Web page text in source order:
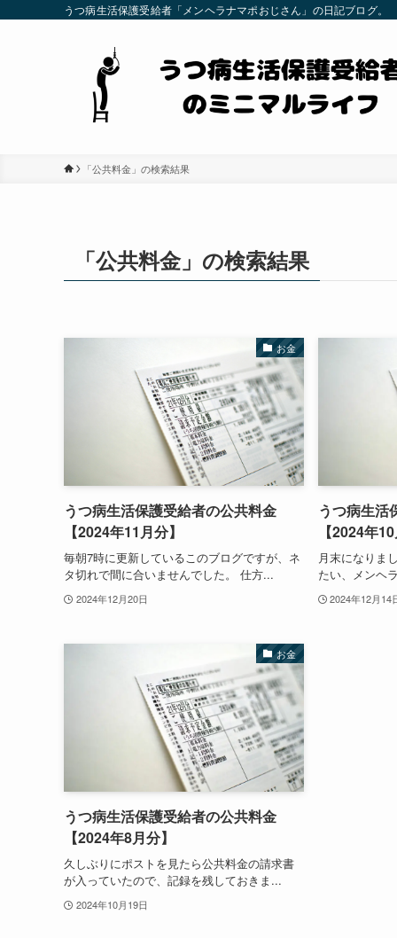
うつ病生活保護受給者「メンヘラナマポおじさん」の日記ブログ。
「公共料金」の検索結果
「公共料金」の検索結果
お金
うつ病生活保護受給者の公共料金
【2024年11月分】
毎朝7時に更新しているこのブログですが、ネ
タ切れで間に合いませんでした。 仕方...
2024年12月20日
うつ病生活
【2024年
月末になりま
たい、メンヘ
2024年12月14
お金
うつ病生活保護受給者の公共料金
【2024年8月分】
久しぶりにポストを見たら公共料金の請求書
が入っていたので、記録を残しておきま...
2024年10月19日